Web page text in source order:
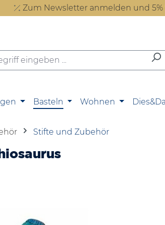
Zum Newsletter anmelden und 5%
Basteln Wohnen
Stifte und Zubehör